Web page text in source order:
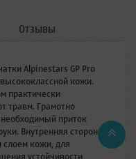
Отзывы
Alpinestars GP Pro
кожи.
практически
травм. Грамотно
приток
Внутренняя сторона
кожи, для